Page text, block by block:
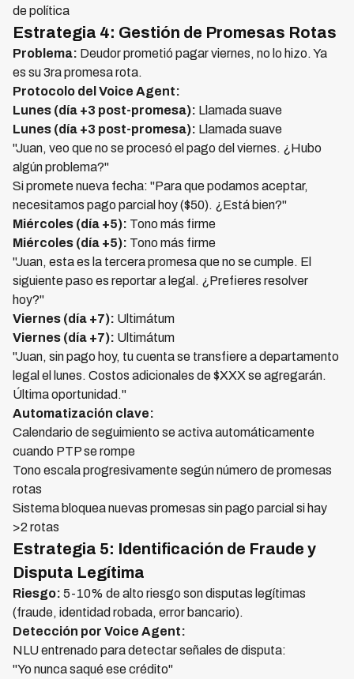
de política
Estrategia 4: Gestión de Promesas Rotas
Problema: Deudor prometió pagar viernes, no lo hizo. Ya
es su 3ra promesa rota.
Protocolo del Voice Agent:
Lunes (día +3 post-promesa): Llamada suave
Lunes (día +3 post-promesa): Llamada suave
"Juan, veo que no se procesó el pago del viernes. ¿Hubo
algún problema?"
Si promete nueva fecha: "Para que podamos aceptar,
necesitamos pago parcial hoy ($50). ¿Está bien?"
Miércoles (día +5): Tono más firme
Miércoles (día +5): Tono más firme
"Juan, esta es la tercera promesa que no se cumple. El
siguiente paso es reportar a legal. ¿Prefieres resolver
hoy?"
Viernes (día +7): Ultimátum
Viernes (día +7): Ultimátum
"Juan, sin pago hoy, tu cuenta se transfiere a departamento
legal el lunes. Costos adicionales de $XXX se agregarán.
Última oportunidad."
Automatización clave:
Calendario de seguimiento se activa automáticamente
cuando PTP se rompe
Tono escala progresivamente según número de promesas
rotas
Sistema bloquea nuevas promesas sin pago parcial si hay
>2 rotas
Estrategia 5: Identificación de Fraude y
Disputa Legítima
Riesgo: 5-10% de alto riesgo son disputas legítimas
(fraude, identidad robada, error bancario).
Detección por Voice Agent:
NLU entrenado para detectar señales de disputa:
"Yo nunca saqué ese crédito"